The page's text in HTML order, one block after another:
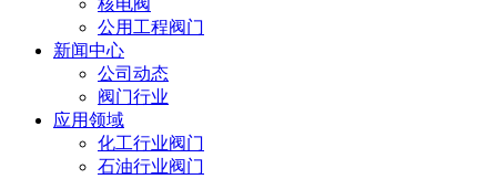
核电阀
公用工程阀门
新闻中心
公司动态
阀门行业
应用领域
化工行业阀门
石油行业阀门